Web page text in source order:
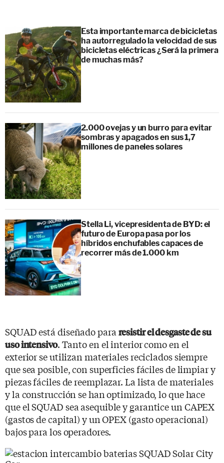
Esta importante marca de bicicletas
ha autorregulado la velocidad de sus
bicicletas eléctricas ¿Será la primera
de muchas más?
2.000 ovejas y un burro para evitar
sombras y apagados en sus 1,7
millones de paneles solares
Stella Li, vicepresidenta de BYD: el
futuro de Europa pasa por los
híbridos enchufables capaces de
recorrer más de 1.000 km
SQUAD está diseñado para resistir el desgaste de su
uso intensivo. Tanto en el interior como en el
exterior se utilizan materiales reciclados siempre
que sea posible, con superficies fáciles de limpiar y
piezas fáciles de reemplazar. La lista de materiales
y la construcción se han optimizado, lo que hace
que el SQUAD sea asequible y garantice un CAPEX
(gastos de capital) y un OPEX (gasto operacional)
bajos para los operadores.